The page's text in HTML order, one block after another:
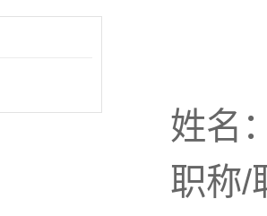
姓名
职称/